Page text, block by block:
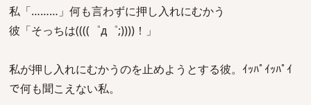
私「………」何も言わずに押し入れにむかう
彼「そっちは((((゜д゜;))))！」
私が押し入れにむかうのを止めようとする彼。ｲｯﾊﾟｲｯﾊﾟｲ
で何も聞こえない私。